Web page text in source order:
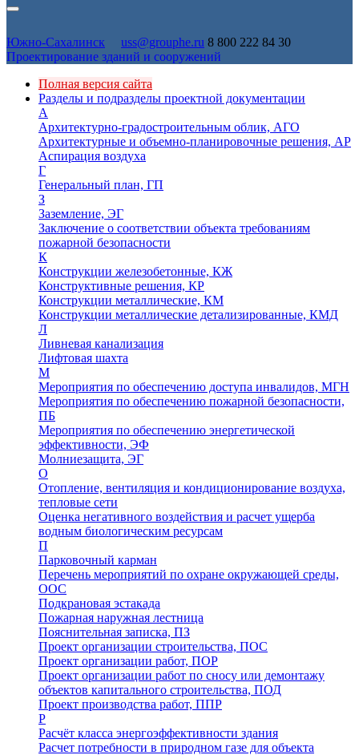
Южно-Сахалинск uss@grouphe.ru 8 800 222 84 30
Проектирование зданий и сооружений
Полная версия сайта
Разделы и подразделы проектной документации
А
Архитектурно-градостроительным облик, АГО
Архитектурные и объемно-планировочные решения, АР
Аспирация воздуха
Г
Генеральный план, ГП
З
Заземление, ЭГ
Заключение о соответствии объекта требованиям
пожарной безопасности
К
Конструкции железобетонные, КЖ
Конструктивные решения, КР
Конструкции металлические, КМ
Конструкции металлические детализированные, КМД
Л
Ливневая канализация
Лифтовая шахта
М
Мероприятия по обеспечению доступа инвалидов, МГН
Мероприятия по обеспечению пожарной безопасности,
ПБ
Мероприятия по обеспечению энергетической
эффективности, ЭФ
Молниезащита, ЭГ
О
Отопление, вентиляция и кондиционирование воздуха,
тепловые сети
Оценка негативного воздействия и расчет ущерба
водным биологическим ресурсам
П
Парковочный карман
Перечень мероприятий по охране окружающей среды,
ООС
Подкрановая эстакада
Пожарная наружная лестница
Пояснительная записка, ПЗ
Проект организации строительства, ПОС
Проект организации работ, ПОР
Проект организации работ по сносу или демонтажу
объектов капитального строительства, ПОД
Проект производства работ, ППР
Р
Расчёт класса энергоэффективности здания
Расчет потребности в природном газе для объекта